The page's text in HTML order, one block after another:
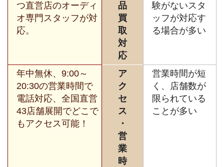
つ直営店のオーディ
オ専門スタッフが対
応。
品
買
取
対
応
験がないスタ
ッフが対応す
る場合が多い
年中無休、9:00～
20:30の営業時間で
電話対応、全国直営
43店舗展開でどこで
もアクセス可能！
ア
ク
セ
ス
・
営
業
時
営業時間が短
く、店舗数が
限られている
ことが多い